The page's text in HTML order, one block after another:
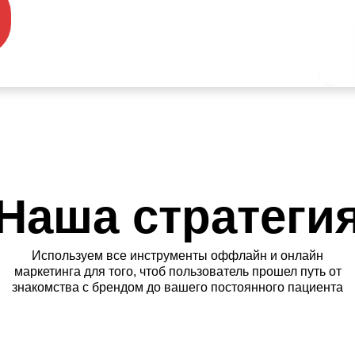
Используем все инструменты оффлайн и онлайн
маркетинга для того, чтоб пользователь прошел путь от
знакомства с брендом до вашего постоянного пациента